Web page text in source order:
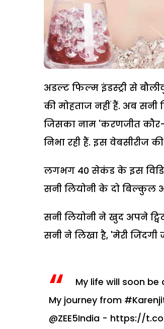
अडल्ट फिल्म इंडस्ट्री से
की मोहताज नहीं हैं. अब सनी
जिसका नाम 'करणजीत
निभा रही हैं. इस वेबसीरीज
लगभग 40 सेकंड के इस
सनी लियोनी के दो बिल्कुल
सनी लियोनी ने खुद अपने
सनी ने लिखा है, 'मेरी जिंदगी
My life will soon
My journey from
@ZEE5India - https://